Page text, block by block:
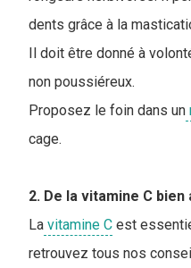
dents grâce à la
Il doit être donné à
non poussiéreux.
Proposez le foin dans un
cage.
2. De la vitamine C
La vitamine C est
retrouvez tous nos